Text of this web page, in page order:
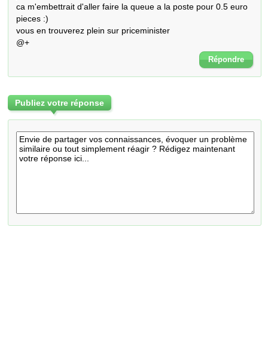
ca m'embettrait d'aller faire la queue a la poste pour 0.5 euro
pieces :)
vous en trouverez plein sur priceminister
@+
Répondre
Publiez votre réponse